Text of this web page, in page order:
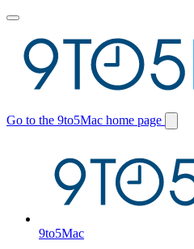
Toggle
menu
Go to the 9to5Mac home page
9to5Mac